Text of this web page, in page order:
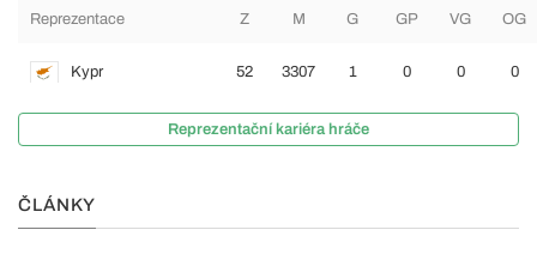
Reprezentace Z M G GP VG OG
Kypr 52 3307 1 0 0 0
Reprezentační kariéra hráče
ČLÁNKY